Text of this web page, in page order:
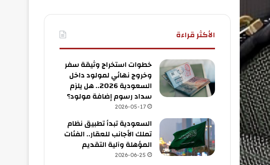
الأكثر قراءة
خطوات استخراج وثيقة سفر
وخروج نهائي لمولود داخل
السعودية 2026.. هل يلزم
سداد رسوم إضافة مولود؟
2026-05-17
السعودية تبدأ تطبيق نظام
تملك الأجانب للعقار.. الفئات
المؤهلة وآلية التقديم
2026-06-25